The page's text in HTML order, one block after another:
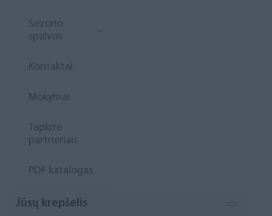
Sezono
spalvos
Kontaktai
Mokymai
Tapkite
partneriais
PDF katalogas
Jūsų krepšelis